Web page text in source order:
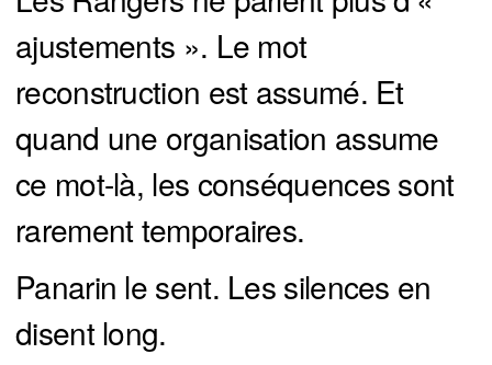
ajustements ». Le mot
reconstruction est assumé. Et
quand une organisation assume
ce mot-là, les conséquences sont
rarement temporaires.
Panarin le sent. Les silences en
disent long.